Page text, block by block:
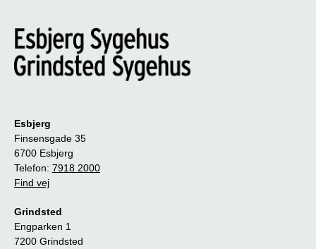
Esbjerg
Finsensgade 35
6700 Esbjerg
Telefon: 7918 2000
Find vej
Grindsted
Engparken 1
7200 Grindsted